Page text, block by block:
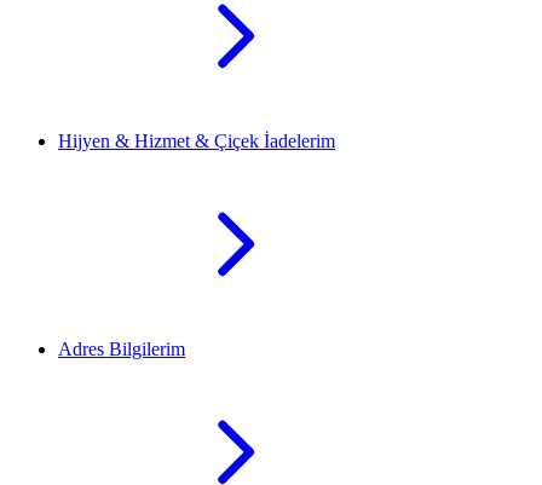
Hijyen & Hizmet & Çiçek İadelerim
Adres Bilgilerim